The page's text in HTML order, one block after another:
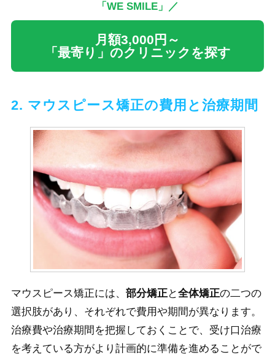
「WE SMILE」／
月額3,000円～
「最寄り」のクリニックを探す
2. マウスピース矯正の費用と治療期間
マウスピース矯正には、 部分矯正と全体矯正の二つの
選択肢があり、それぞれで費用や期間が異なります。
治療費や治療期間を把握しておくことで、受け口治療
を考えている方がより計画的に準備を進めることがで